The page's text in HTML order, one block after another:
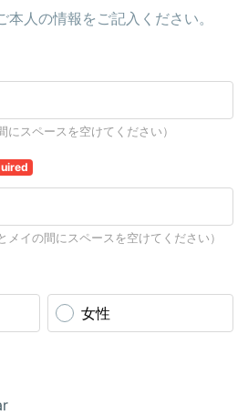
人の情報をご記入ください。
スペースを空けてください）
イの間にスペースを空けてください）
女性